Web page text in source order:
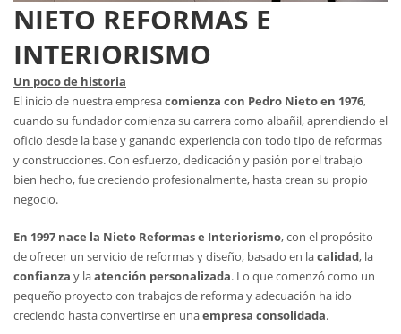
NIETO REFORMAS E
INTERIORISMO
Un poco de historia
El inicio de nuestra empresacomienza con Pedro Nieto en 1976,
cuando su fundador comienza su carrera como albañil, aprendiendo el
oficio desde la base y ganando experiencia con todo tipo de reformas
y construcciones. Con esfuerzo, dedicación y pasión por el trabajo
bien hecho, fue creciendo profesionalmente, hasta crean su propio
negocio.
En 1997 nace la Nieto Reformas e Interiorismo, con el propósito
de ofrecer un servicio de reformas y diseño, basado en lacalidad, la
confianza y laatención personalizada. Lo que comenzó como un
pequeño proyecto con trabajos de reforma y adecuación ha ido
creciendo hasta convertirse en unaempresa consolidada.